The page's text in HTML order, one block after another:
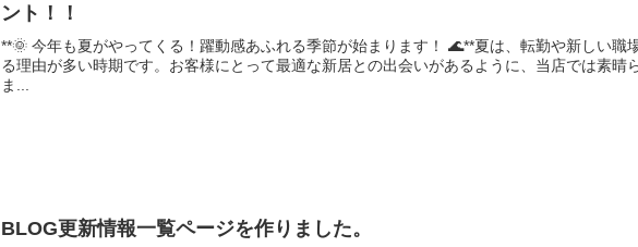
ント！！
**🌞 今年も夏がやってくる！躍動感あふれる季節が始まります！ 🌊**夏は、転勤や新しい職
る理由が多い時期です。お客様にとって最適な新居との出会いがあるように、当店では素晴
ま...
BLOG更新情報一覧ページを作りました。